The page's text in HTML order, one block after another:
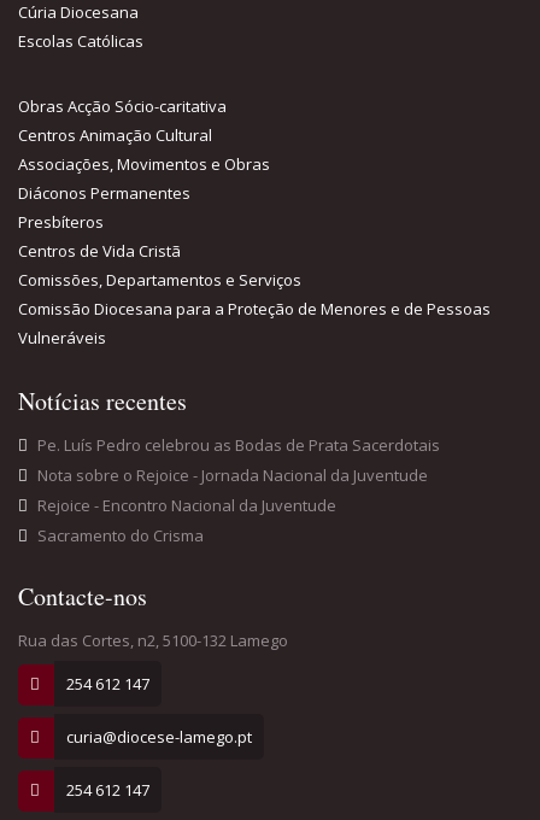
Cúria Diocesana
Escolas Católicas
Obras Acção Sócio-caritativa
Centros Animação Cultural
Associações, Movimentos e Obras
Diáconos Permanentes
Presbíteros
Centros de Vida Cristã
Comissões, Departamentos e Serviços
Comissão Diocesana para a Proteção de Menores e de Pessoas
Vulneráveis
Notícias recentes
Pe. Luís Pedro celebrou as Bodas de Prata Sacerdotais
Nota sobre o Rejoice - Jornada Nacional da Juventude
Rejoice - Encontro Nacional da Juventude
Sacramento do Crisma
Contacte-nos
Rua das Cortes, n2, 5100-132 Lamego
254 612 147
curia@diocese-lamego.pt
254 612 147